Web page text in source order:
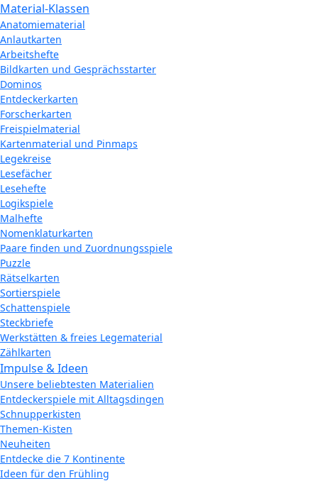
Material-Klassen
Anatomiematerial
Anlautkarten
Arbeitshefte
Bildkarten und Gesprächsstarter
Dominos
Entdeckerkarten
Forscherkarten
Freispielmaterial
Kartenmaterial und Pinmaps
Legekreise
Lesefächer
Lesehefte
Logikspiele
Malhefte
Nomenklaturkarten
Paare finden und Zuordnungsspiele
Puzzle
Rätselkarten
Sortierspiele
Schattenspiele
Steckbriefe
Werkstätten & freies Legematerial
Zählkarten
Impulse & Ideen
Unsere beliebtesten Materialien
Entdeckerspiele mit Alltagsdingen
Schnupperkisten
Themen-Kisten
Neuheiten
Entdecke die 7 Kontinente
Ideen für den Frühling